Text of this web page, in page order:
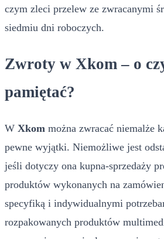
czym zleci przelew ze zwracanymi
siedmiu dni roboczych.
Zwroty w Xkom – o
pamiętać?
W Xkom można zwracać niemalże
pewne wyjątki. Niemożliwe jest
jeśli dotyczy ona kupna-sprzedaży
produktów wykonanych na
specyfiką i indywidualnymi
rozpakowanych produktów